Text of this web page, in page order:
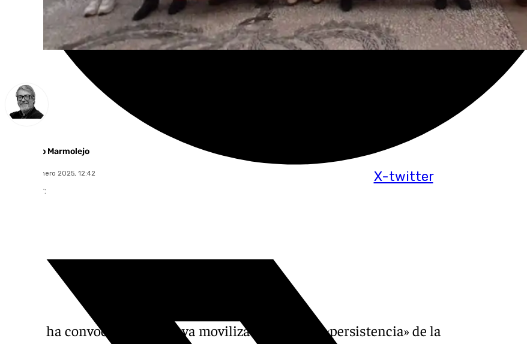
X-twitter
Francisco Marmolejo
lunes, 20 enero 2025, 12:42
Compartir:
ha convocado una nueva movilización ante la «persistencia» de la